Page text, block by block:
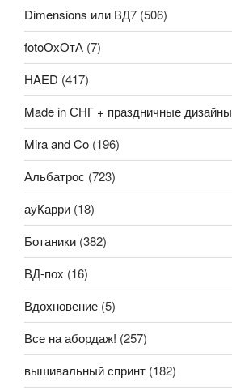
Dimensions или ВД7 (506)
fotoОхОтА (7)
HAED (417)
Made in СНГ + праздничные дизайны
Mira and Co (196)
Альбатрос (723)
ауКарри (18)
Ботаники (382)
ВД-пох (16)
Вдохновение (5)
Все на абордаж! (257)
вышивальный спринт (182)